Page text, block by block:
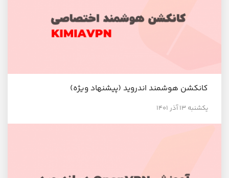
کانکشن هوشمند اندروید (پیشنهاد ویژه)
یکشنبه ۱۳ آذر ۱۴۰۱